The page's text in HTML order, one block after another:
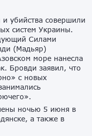
убийства совершили
систем Украины.
Силами
(Мадьяр)
море нанесла
Бровди заявил, что
с новых
ночью 5 июня в
а также в